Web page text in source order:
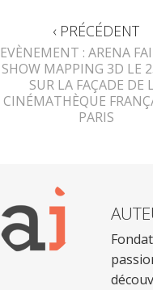
‹ PRÉCÉDENT
EVÈNEMENT : ARENA
SHOW MAPPING 3D LE
SUR LA FAÇADE DE
CINÉMATHÈQUE
PARIS